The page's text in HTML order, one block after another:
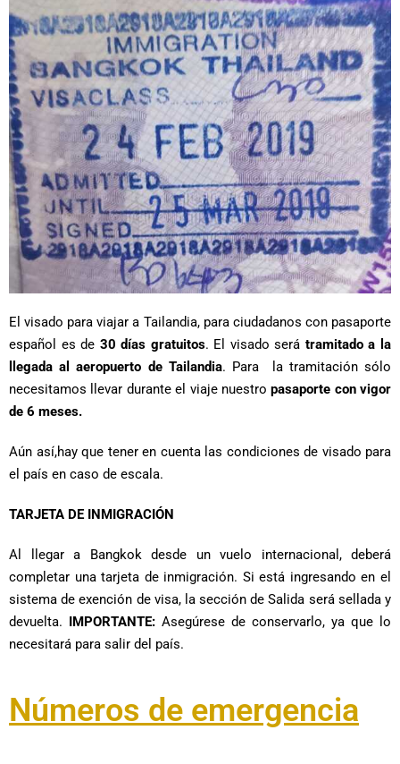
El visado para viajar a Tailandia, para ciudadanos con pasaporte
español es de 30 días gratuitos. El visado será tramitado a la
llegada al aeropuerto de Tailandia. Para la tramitación sólo
necesitamos llevar durante el viaje nuestropasaporte con vigor
de 6 meses.
Aún así,hay que tener en cuenta las condiciones de visado para
el país en caso de escala.
TARJETA DE INMIGRACIÓN
Al llegar a Bangkok desde un vuelo internacional, deberá
completar una tarjeta de inmigración. Si está ingresando en el
sistema de exención de visa, la sección de Salida será sellada y
devuelta. IMPORTANTE: Asegúrese de conservarlo, ya que lo
necesitará para salir del país.
Números de emergencia